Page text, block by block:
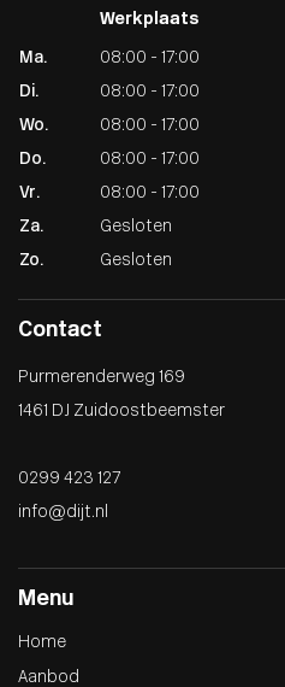
Werkplaats
Ma. 08:00 - 17:00
Di.
08:00 - 17:00
Wo.
08:00 - 17:00
Do.
08:00 - 17:00
Vr.
08:00 - 17:00
Za.
Gesloten
Zo.
Gesloten
Contact
Purmerenderweg 169
1461 DJ Zuidoostbeemster
0299 423 127
info@dijt.nl
Menu
Home
Aanbod